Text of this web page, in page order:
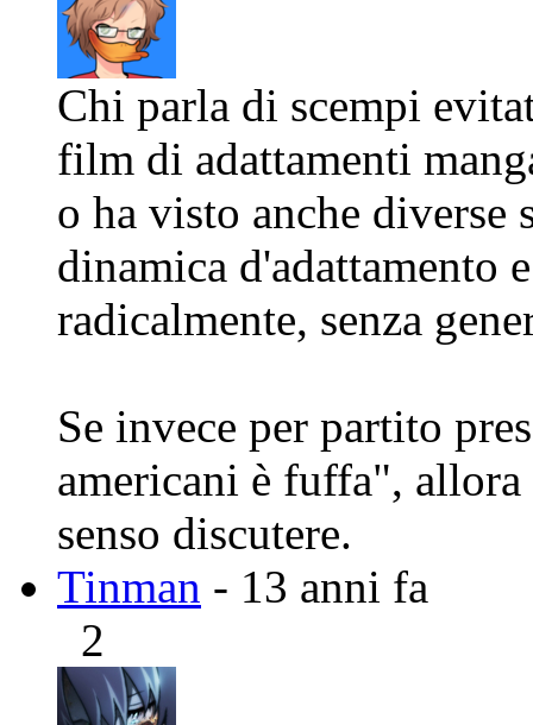
Chi parla di scempi
film di adattamenti
o ha visto anche diverse
dinamica d'adattamento
radicalmente, senza
Se invece per partito
americani è fuffa",
senso discutere.
Tinman - 13 anni fa
2